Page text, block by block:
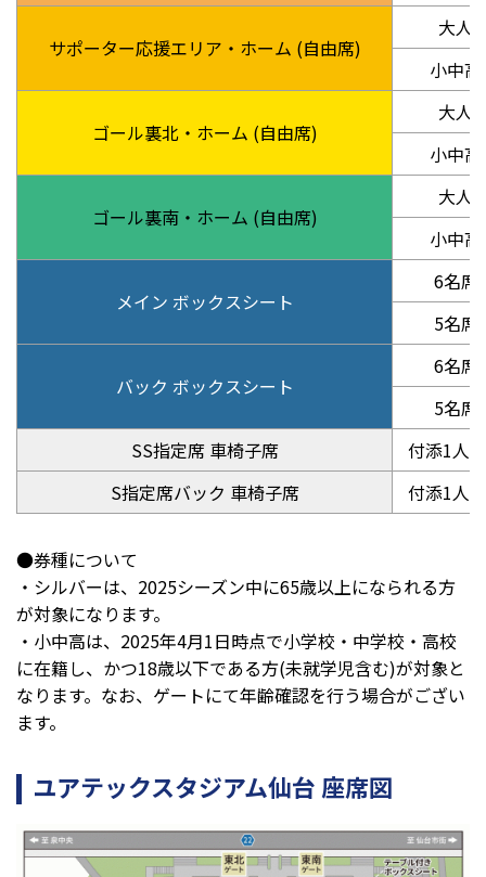
サポーター応援エリア・ホーム (自由席)
大人
小中高
ゴール裏北・ホーム (自由席)
大人
小中高
ゴール裏南・ホーム (自由席)
大人
小中高
メイン ボックスシート
6名席
5名席
バック ボックスシート
6名席
5名席
SS指定席 車椅子席
付添1人
S指定席バック 車椅子席
付添1人
●券種について
・シルバーは、2025シーズン中に65歳以上になられる方
が対象になります。
・小中高は、2025年4月1日時点で小学校・中学校・高校
に在籍し、かつ18歳以下である方(未就学児含む)が対象と
なります。なお、ゲートにて年齢確認を行う場合がござい
ます。
ユアテックスタジアム仙台 座席図